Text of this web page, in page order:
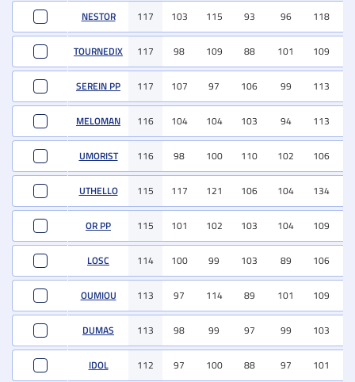
NESTOR 117 103 115 93 96 118
TOURNEDIX 117 98 109 88 101 109
SEREIN PP 117 107 97 106 99 113
MELOMAN 116 104 104 103 94 113
UMORIST 116 98 100 110 102 106
UTHELLO 115 117 121 106 104 134
OR PP 115 101 102 103 104 109
LOSC 114 100 99 103 89 106
OUMIOU 113 97 114 89 101 109
DUMAS 113 98 99 97 99 103
IDOL 112 97 100 88 97 101